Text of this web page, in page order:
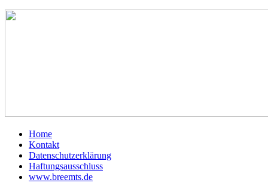
Home
Kontakt
Datenschutzerklärung
Haftungsausschluss
www.breemts.de